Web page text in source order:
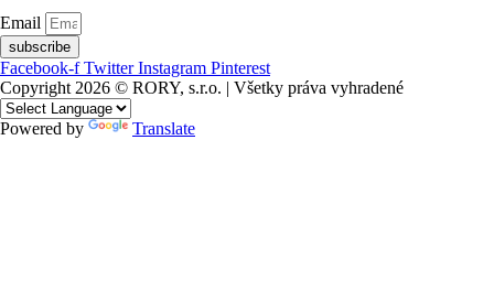
Email
subscribe
Facebook-f Twitter Instagram Pinterest
Copyright 2026 © RORY, s.r.o. | Všetky práva vyhradené
Powered by Translate